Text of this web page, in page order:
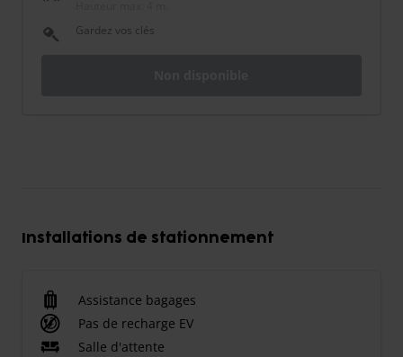
Gardez vos clés
Installations de stationnement
Assistance bagages
Pas de recharge EV
Salle d'attente